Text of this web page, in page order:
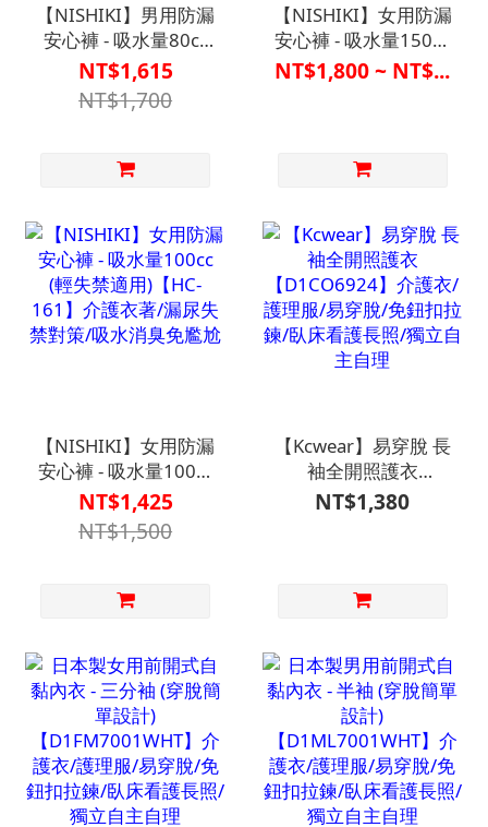
【NISHIKI】男用防漏
安心褲 - 吸水量80cc
(輕失禁適用)
【D1ML7102BLK】
介護衣著/漏尿失禁對
NT$1,615
NT$1,700
【NISHIKI】女用防漏
安心褲 - 吸水量150cc
(輕失禁適用)
【D1FM7101KHA】
NT$1,800 ~ NT$...
【NISHIKI】女用防漏
安心褲 - 吸水量100cc
(輕失禁適用)【HC-
161】介護衣著/漏尿
失禁對策/吸水消臭免
NT$1,425
NT$1,500
【Kcwear】易穿脫 長
袖全開照護衣
【D1CO6924】介護
衣/護理服/易穿脫/免
NT$1,380